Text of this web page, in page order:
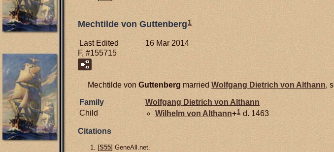
Mechtilde von Guttenberg 1
Last Edited
16 Mar 2014
F, #155715
Mechtilde von Guttenberg married Wolfgang Dietrich von Althann,
Family Wolfgang Dietrich von Althann
Child
Wilhelm von Althann+1 d. 1463
Citations
[S55] GeneAll.net.